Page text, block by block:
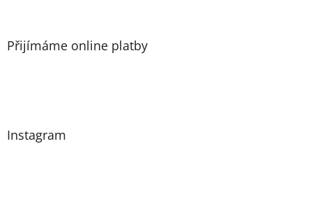
Přijímáme online platby
Instagram